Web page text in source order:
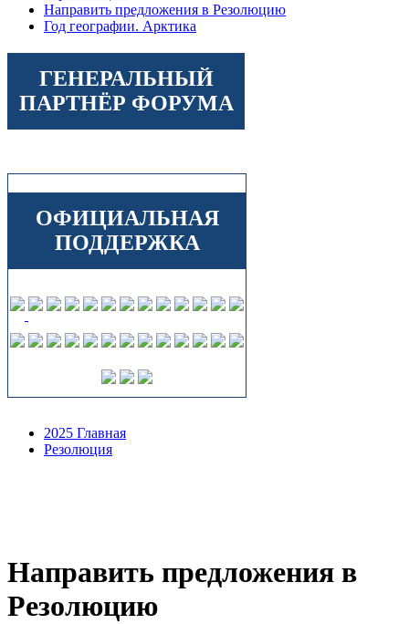
Направить предложения в Резолюцию
Год географии. Арктика
ГЕНЕРАЛЬНЫЙ
ПАРТНЁР ФОРУМА
ОФИЦИАЛЬНАЯ
ПОДДЕРЖКА
2025 Главная
Резолюция
Направить предложения в
Резолюцию